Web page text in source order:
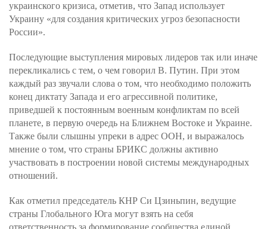
украинского кризиса, отметив, что Запад использует
Украину «для создания критических угроз безопасности
России».
Последующие выступления мировых лидеров так или иначе
перекликались с тем, о чем говорил В. Путин. При этом
каждый раз звучали слова о том, что необходимо положить
конец диктату Запада и его агрессивной политике,
приведшей к постоянным военным конфликтам по всей
планете, в первую очередь на Ближнем Востоке и Украине.
Также были слышны упреки в адрес ООН, и выражалось
мнение о том, что страны БРИКС должны активно
участвовать в построении новой системы международных
отношений.
Как отметил председатель КНР Си Цзиньпин, ведущие
страны Глобального Юга могут взять на себя
ответственность за формирование сообщества единой